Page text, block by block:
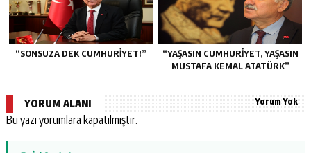
“SONSUZA DEK CUMHURİYET!”
“YAŞASIN CUMHURİYET, YAŞASIN
MUSTAFA KEMAL ATATÜRK”
YORUM ALANI Yorum Yok
Bu yazı yorumlara kapatılmıştır.